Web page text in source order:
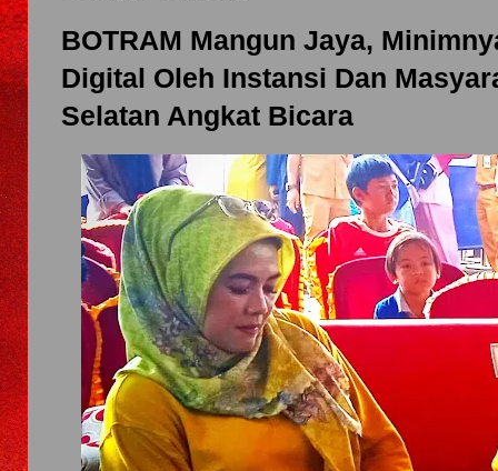
BOTRAM Mangun Jaya,
Digital Oleh Instansi Dan
Selatan Angkat Bicara